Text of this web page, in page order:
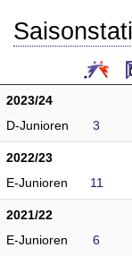
2023/24
D-Junioren
3
2022/23
E-Junioren
11
2021/22
E-Junioren
6